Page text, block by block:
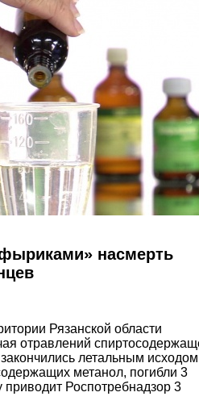
насмерть
Рязанской области
отравлений
летальным
метанол, погибли 3
приводит Роспотребнадзор 3